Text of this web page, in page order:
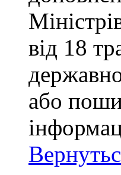
від 18
або